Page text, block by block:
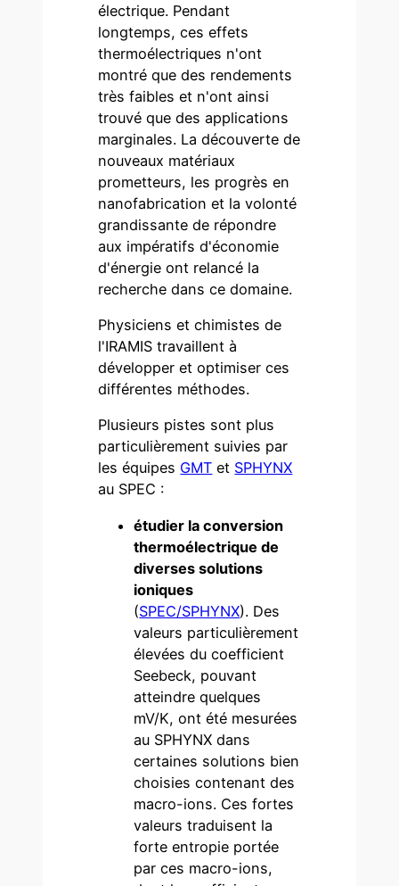
électrique. Pendant
longtemps, ces effets
thermoélectriques n'ont
montré que des rendements
très faibles et n'ont ainsi
trouvé que des applications
marginales. La découverte de
nouveaux matériaux
prometteurs, les progrès en
nanofabrication et la volonté
grandissante de répondre
aux impératifs d'économie
d'énergie ont relancé la
recherche dans ce domaine.
Physiciens et chimistes de
l'IRAMIS travaillent à
développer et optimiser ces
différentes méthodes.
Plusieurs pistes sont plus
particulièrement suivies par
les équipes GMT et SPHYNX
au SPEC :
étudier la conversion
thermoélectrique de
diverses solutions
ioniques
(SPEC/SPHYNX). Des
valeurs particulièrement
élevées du coefficient
Seebeck, pouvant
atteindre quelques
mV/K, ont été mesurées
au SPHYNX dans
certaines solutions bien
choisies contenant des
macro-ions. Ces fortes
valeurs traduisent la
forte entropie portée
par ces macro-ions,